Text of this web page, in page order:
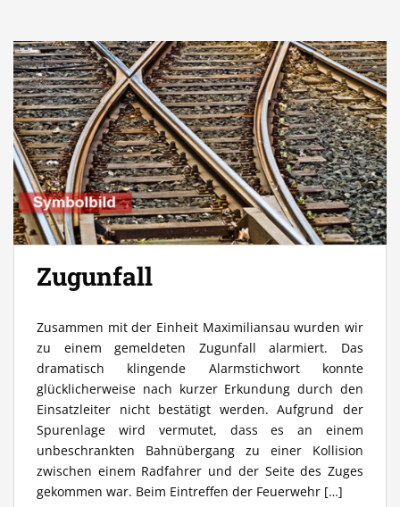
Zugunfall
Zusammen mit der Einheit Maximiliansau wurden wir
zu einem gemeldeten Zugunfall alarmiert. Das
dramatisch klingende Alarmstichwort konnte
glücklicherweise nach kurzer Erkundung durch den
Einsatzleiter nicht bestätigt werden. Aufgrund der
Spurenlage wird vermutet, dass es an einem
unbeschrankten Bahnübergang zu einer Kollision
zwischen einem Radfahrer und der Seite des Zuges
gekommen war. Beim Eintreffen der Feuerwehr […]